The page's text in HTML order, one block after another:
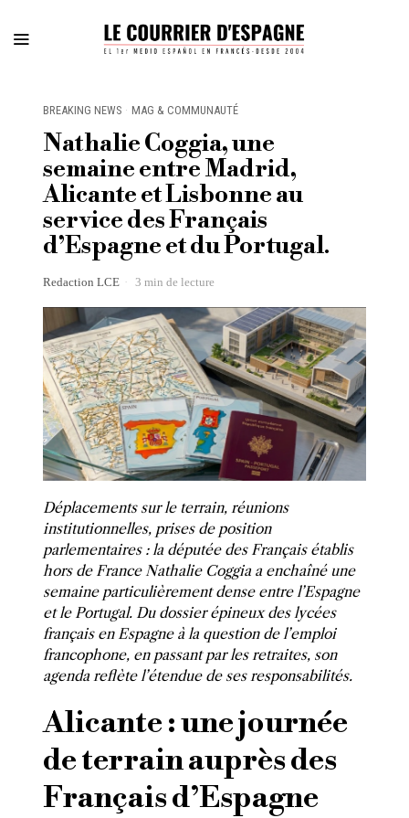
BREAKING NEWS · MAG & COMMUNAUTÉ
Nathalie Coggia, une
semaine entre Madrid,
Alicante et Lisbonne au
service des Français
d’Espagne et du Portugal.
Redaction LCE 3 min de lecture
Déplacements sur le terrain, réunions
institutionnelles, prises de position
parlementaires : la députée des Français établis
hors de France Nathalie Coggia a enchaîné une
semaine particulièrement dense entre l’Espagne
et le Portugal. Du dossier épineux des lycées
français en Espagne à la question de l’emploi
francophone, en passant par les retraites, son
agenda reflète l’étendue de ses responsabilités.
Alicante : une journée
de terrain auprès des
Français d’Espagne